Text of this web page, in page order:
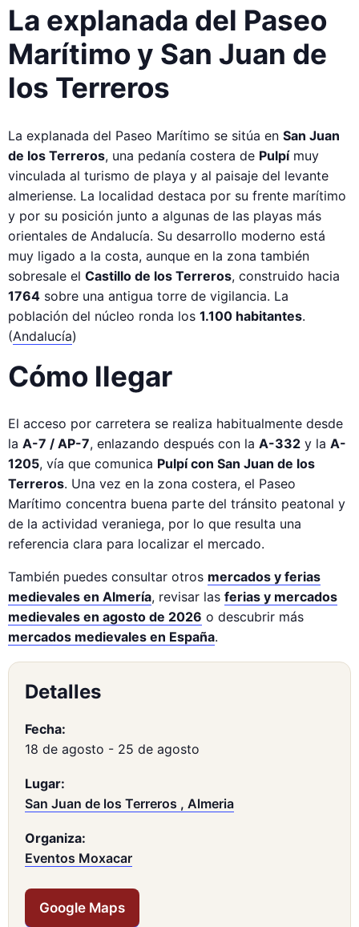
La explanada del Paseo
Marítimo y San Juan de
los Terreros
La explanada del Paseo Marítimo se sitúa en San Juan
de los Terreros, una pedanía costera de Pulpímuy
vinculada al turismo de playa y al paisaje del levante
almeriense. La localidad destaca por su frente marítimo
y por su posición junto a algunas de las playas más
orientales de Andalucía. Su desarrollo moderno está
muy ligado a la costa, aunque en la zona también
sobresale el Castillo de los Terreros, construido hacia
1764 sobre una antigua torre de vigilancia. La
población del núcleo ronda los 1.100 habitantes.
(Andalucía)
Cómo llegar
El acceso por carretera se realiza habitualmente desde
la A-7 / AP-7, enlazando después con la A-332 y la A-
1205, vía que comunica Pulpí con San Juan de los
Terreros. Una vez en la zona costera, el Paseo
Marítimo concentra buena parte del tránsito peatonal y
de la actividad veraniega, por lo que resulta una
referencia clara para localizar el mercado.
También puedes consultar otros mercados y ferias
medievales en Almería, revisar las ferias y mercados
medievales en agosto de 2026 o descubrir más
mercados medievales en España.
Detalles
Fecha:
18 de agosto - 25 de agosto
Lugar:
San Juan de los Terreros , Almeria
Organiza:
Eventos Moxacar
Google Maps